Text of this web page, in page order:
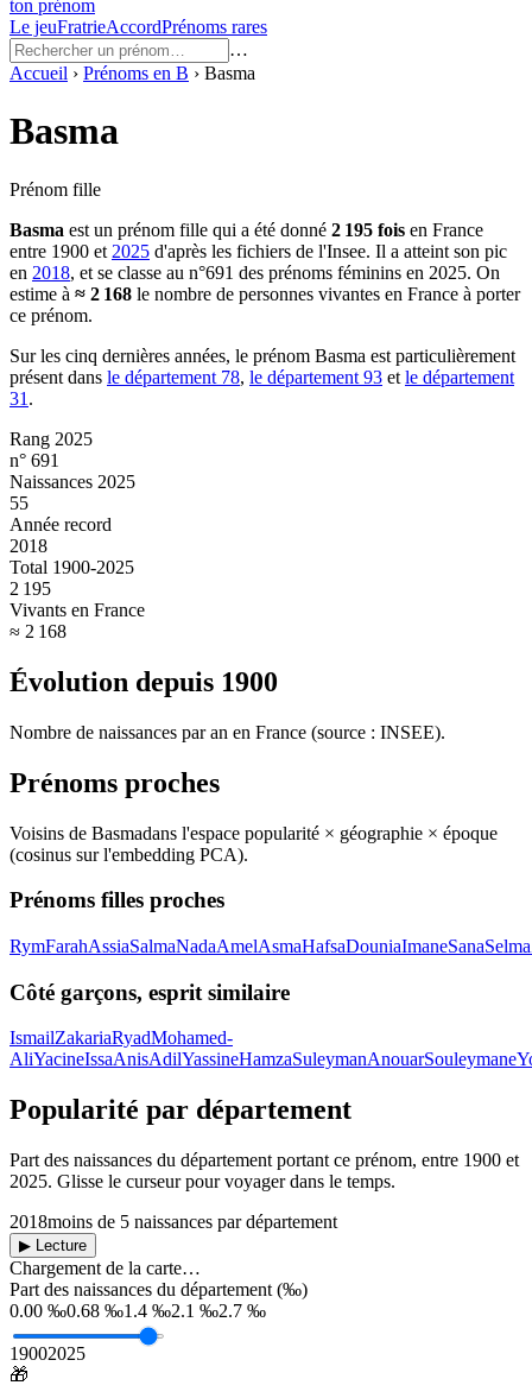
ton prénom
Le jeuFratrieAccordPrénoms rares
…
Accueil › Prénoms en B › Basma
Basma
Prénom fille
Basma est un prénom fille qui a été donné 2 195 fois en France
entre 1900 et 2025 d'après les fichiers de l'Insee. Il a atteint son pic
en 2018, et se classe au n°691 des prénoms féminins en 2025. On
estime à ≈ 2 168 le nombre de personnes vivantes en France à porter
ce prénom.
Sur les cinq dernières années, le prénom Basma est particulièrement
présent dans le département 78, le département 93 et le département
31 .
Rang 2025
n° 691
Naissances 2025
55
Année record
2018
Total 1900-2025
2 195
Vivants en France
≈ 2 168
Évolution depuis 1900
Nombre de naissances par an en France (source : INSEE).
Prénoms proches
Voisins de Basmadans l'espace popularité × géographie × époque
(cosinus sur l'embedding PCA).
Prénoms filles proches
RymFarahAssiaSalmaNadaAmelAsmaHafsaDouniaImaneSanaSelma
Côté garçons, esprit similaire
IsmailZakariaRyadMohamed-
AliYacineIssaAnisAdilYassineHamzaSuleymanAnouarSouleymane
Popularité par département
Part des naissances du département portant ce prénom, entre 1900 et
2025. Glisse le curseur pour voyager dans le temps.
2018moins de 5 naissances par département
▶ Lecture
Chargement de la carte…
Part des naissances du département (‰)
0.00 ‰0.68 ‰1.4 ‰2.1 ‰2.7 ‰
19002025
🎁